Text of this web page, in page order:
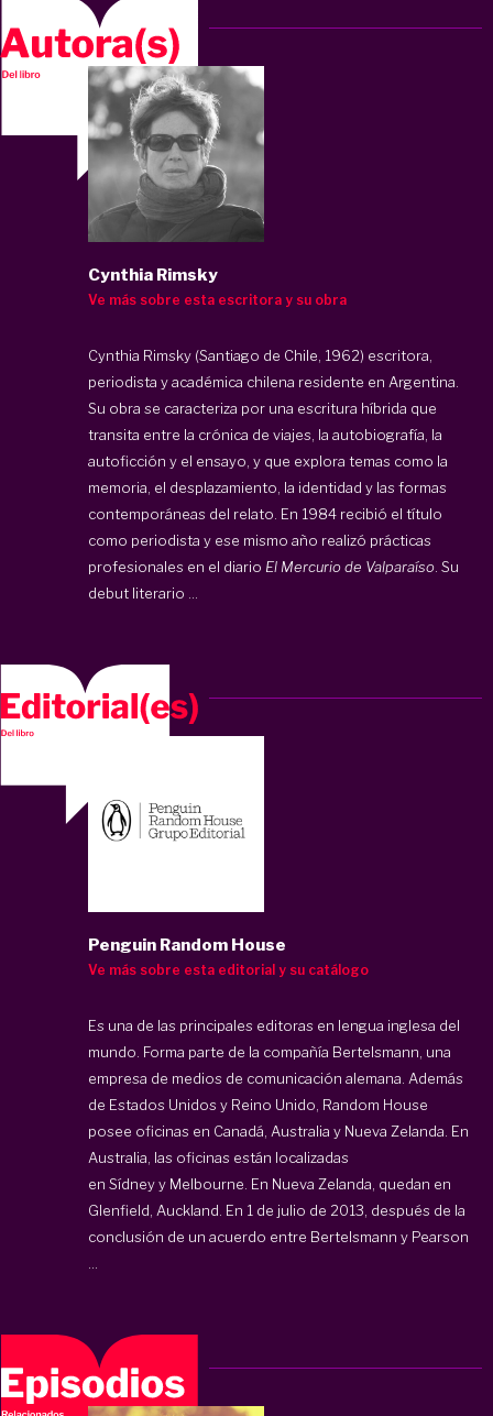
Cynthia Rimsky
Ve más sobre esta escritora y su obra
Cynthia Rimsky (Santiago de Chile, 1962) escritora,
periodista y académica chilena residente en Argentina.
Su obra se caracteriza por una escritura híbrida que
transita entre la crónica de viajes, la autobiografía, la
autoficción y el ensayo, y que explora temas como la
memoria, el desplazamiento, la identidad y las formas
contemporáneas del relato. En 1984 recibió el título
como periodista y ese mismo año realizó prácticas
profesionales en el diario El Mercurio de Valparaíso . Su
debut literario ...
Penguin Random House
Ve más sobre esta editorial y su catálogo
Es una de las principales editoras en lengua inglesa del
mundo. Forma parte de la compañía Bertelsmann, una
empresa de medios de comunicación alemana. Además
de Estados Unidos y Reino Unido, Random House
posee oficinas en Canadá, Australia y Nueva Zelanda. En
Australia, las oficinas están localizadas
en Sídney y Melbourne. En Nueva Zelanda, quedan en
Glenfield, Auckland. En 1 de julio de 2013, después de la
conclusión de un acuerdo entre Bertelsmann y Pearson